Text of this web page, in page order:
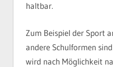
haltbar.
Zum Beispiel der Sport
andere Schulformen
wird nach Möglichkeit